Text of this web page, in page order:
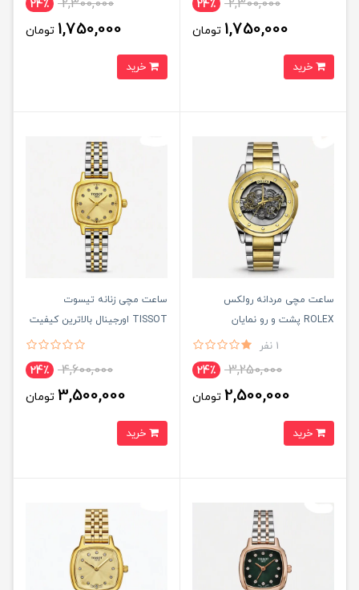
2,300,000 24٪
1,750,000 تومان
2,300,000 24٪
1,750,000 تومان
ساعت مچی مردانه رولکس
ROLEX پشت و رو نمايان
1 نفر
3,250,000 24٪
2,500,000 تومان
ساعت مچی زنانه تيسوت
TISSOT اورجينال بالاترين کيفيت
4,600,000 24٪
3,500,000 تومان